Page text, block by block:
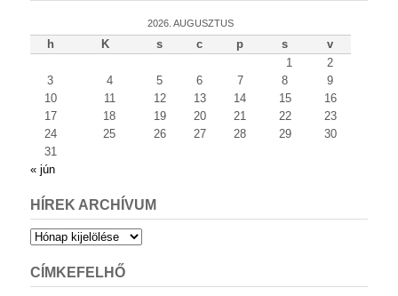
2026. AUGUSZTUS
h K s c p s
v
1
2
3
4 5 6 7 8
9
10
11 12 13 14 15
16
17
18 19 20 21 22
23
24
25 26 27 28 29
30
31
« jún
HÍREK ARCHÍVUM
Hírek
CÍMKEFELHŐ